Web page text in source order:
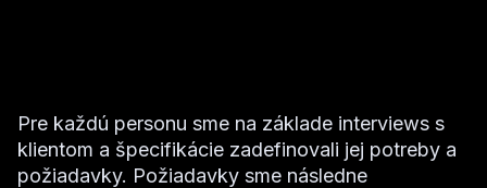
Pre každú personu sme na základe interviews s
klientom a špecifikácie zadefinovali jej potreby a
požiadavky. Požiadavky sme následne